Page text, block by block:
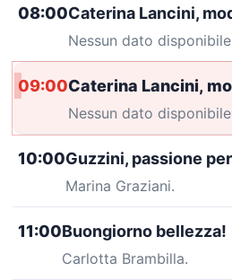
08:00Caterina Lancini,
Nessun dato
09:00Caterina Lancini,
Nessun dato
10:00Guzzini, passione
Marina Graziani.
11:00Buongiorno bellezza!
Carlotta Brambilla.